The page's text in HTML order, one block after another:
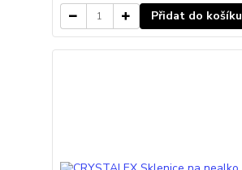
Přidat do košíku